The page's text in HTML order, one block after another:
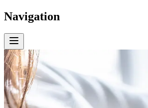
Navigation